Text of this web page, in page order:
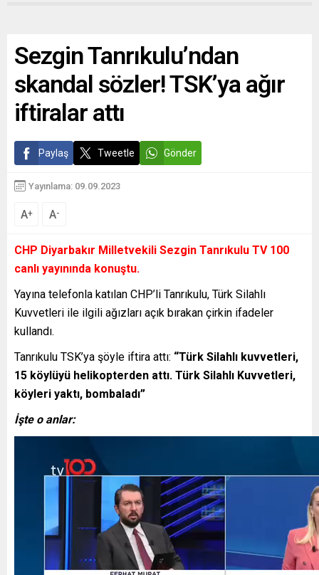
Sezgin Tanrıkulu’ndan
skandal sözler! TSK’ya ağır
iftiralar attı
Paylaş Tweetle Gönder
Yayınlama: 09.09.2023
A+ A-
CHP Diyarbakır Milletvekili Sezgin Tanrıkulu TV 100
canlı yayınında konuştu.
Yayına telefonla katılan CHP’li Tanrıkulu, Türk Silahlı
Kuvvetleri ile ilgili ağızları açık bırakan çirkin ifadeler
kullandı.
Tanrıkulu TSK’ya şöyle iftira attı: “Türk Silahlı kuvvetleri,
15 köylüyü helikopterden attı. Türk Silahlı Kuvvetleri,
köyleri yaktı, bombaladı”
İşte o anlar: